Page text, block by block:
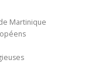
Martinique